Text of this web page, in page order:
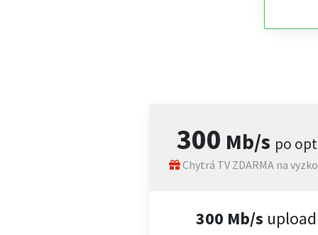
300 Mb/s po
Chytrá TV ZDARMA na
300 Mb/s upload